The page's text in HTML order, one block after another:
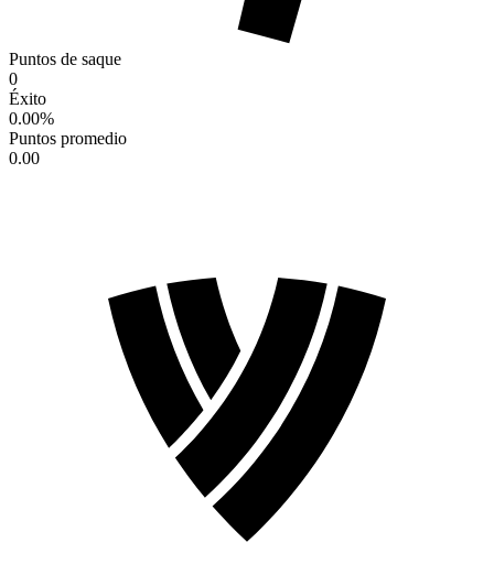
Puntos de saque
0
Éxito
0.00%
Puntos promedio
0.00